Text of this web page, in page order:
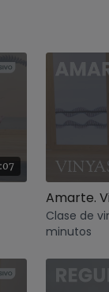
Amarte.
Clase de
minutos